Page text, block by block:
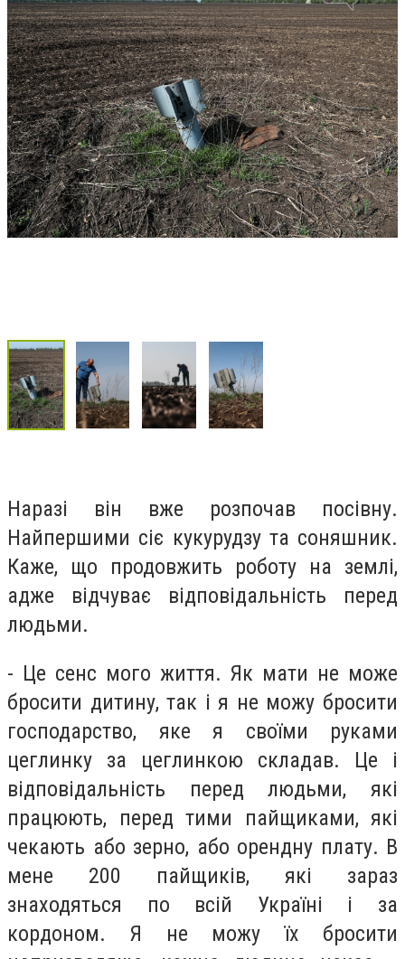
Наразі він вже розпочав посівну.
Найпершими сіє кукурудзу та соняшник.
Каже, що продовжить роботу на землі,
адже відчуває відповідальність перед
людьми.
- Це сенс мого життя. Як мати не може
бросити дитину, так і я не можу бросити
господарство, яке я своїми руками
цеглинку за цеглинкою складав. Це і
відповідальність перед людьми, які
працюють, перед тими пайщиками, які
чекають або зерно, або орендну плату. В
мене 200 пайщиків, які зараз
знаходяться по всій Україні і за
кордоном. Я не можу їх бросити